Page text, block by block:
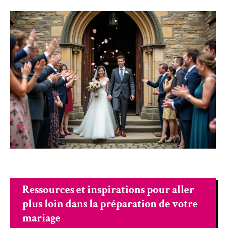
Ressources et inspirations pour aller
plus loin dans la préparation de votre
mariage